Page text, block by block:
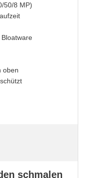
50/8 MP)
oben
schmalen